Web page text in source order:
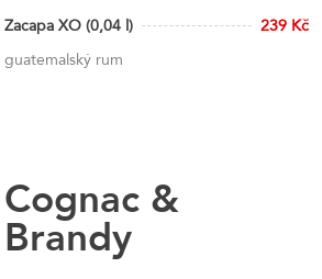
Zacapa XO (0,04 l)
239 Kč
guatemalský rum
Cognac &
Brandy